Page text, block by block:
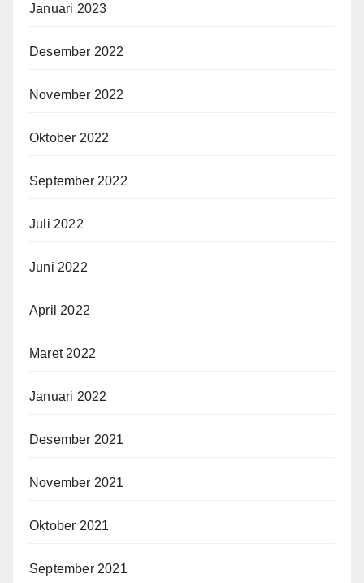
Januari 2023
Desember 2022
November 2022
Oktober 2022
September 2022
Juli 2022
Juni 2022
April 2022
Maret 2022
Januari 2022
Desember 2021
November 2021
Oktober 2021
September 2021